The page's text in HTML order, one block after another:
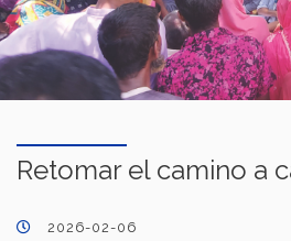
Retomar el camino a
2026-02-06